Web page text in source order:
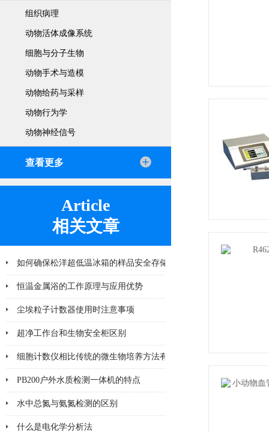
组织病理
动物活体成像系统
细胞与分子生物
动物手术与造模
动物给药与采样
动物行为学
动物神经信号
查看更多
Article
相关文章
如何确保松洋超低温冰箱的样品安全存储？
恒温金属浴的工作原理与应用优势
尘埃粒子计数器使用时注意事项
超净工作台和生物安全柜区别
细胞计数仪相比传统的微生物培养方法有哪些优势
PB200户外水质检测一体机的特点
水中总氮与氨氮检测的区别
什么是电化学分析法